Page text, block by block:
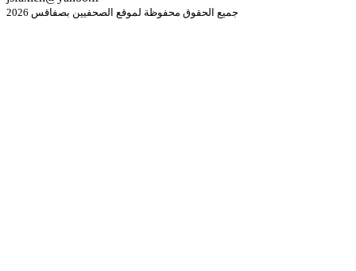
جميع الحقوق محفوظة لموقع الصحفيين بصفاقس 2026